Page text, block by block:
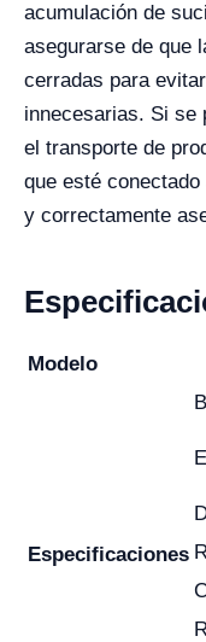
acumulación de
asegurarse de que
cerradas para
innecesarias. Si se
el transporte de
que esté
y correctamente
Modelo
Especificaciones